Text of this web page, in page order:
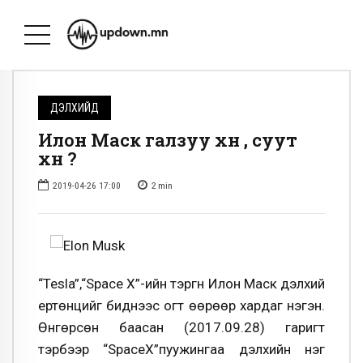
ДЭЛХИЙД
Илон Маск галзуу хүн үү, суут
хүн үү?
2019-04-26 17:00 2 min
“Tesla”,“Spаce X”-ийн тэргүүн Илон Маск дэлхий
ертөнцийг биднээс огт өөрөөр хардаг нэгэн.
Өнгөрсөн баасан (2017.09.28) гаригт
тэрбээр “SpaceX”пуужингаа дэлхийн нэг